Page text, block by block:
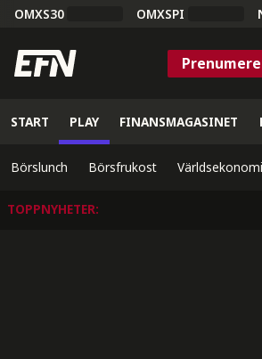
OMXS30 OMXSPI
START PLAY FINANSMAGASINET
Börslunch Börsfrukost
TOPPNYHETER: